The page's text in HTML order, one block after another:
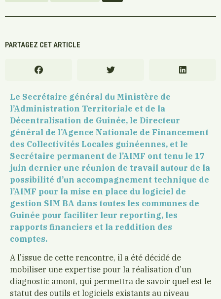
PARTAGEZ CET ARTICLE
Le Secrétaire général du Ministère de
l’Administration Territoriale et de la
Décentralisation de Guinée, le Directeur
général de l’Agence Nationale de Financement
des Collectivités Locales guinéennes, et le
Secrétaire permanent de l’AIMF ont tenu le 17
juin dernier une réunion de travail autour de la
possibilité d’un accompagnement technique de
l’AIMF pour la mise en place du logiciel de
gestion SIM BA dans toutes les communes de
Guinée pour faciliter leur reporting, les
rapports financiers et la reddition des
comptes.
A l’issue de cette rencontre, il a été décidé de
mobiliser une expertise pour la réalisation d’un
diagnostic amont, qui permettra de savoir quel est le
statut des outils et logiciels existants au niveau